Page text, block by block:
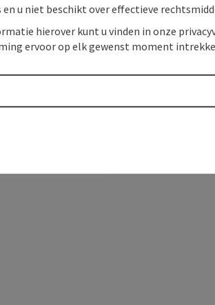
en u niet beschikt over effectieve
hierover kunt u vinden in onze
ervoor op elk gewenst moment